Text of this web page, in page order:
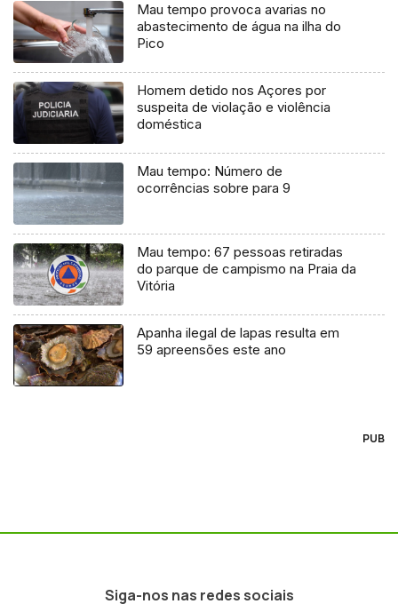
Mau tempo provoca avarias no
abastecimento de água na ilha do
Pico
Homem detido nos Açores por
suspeita de violação e violência
doméstica
Mau tempo: Número de
ocorrências sobre para 9
Mau tempo: 67 pessoas retiradas
do parque de campismo na Praia da
Vitória
Apanha ilegal de lapas resulta em
59 apreensões este ano
PUB
Siga-nos nas redes sociais